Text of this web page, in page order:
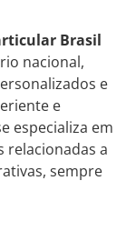
Brasil
nacional,
e
e
especializa em
relacionadas a
sempre